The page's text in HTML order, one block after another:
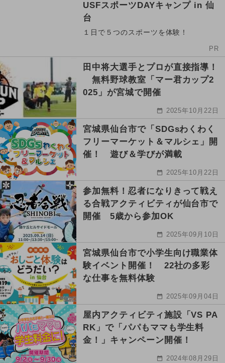
USFスポーツDAYキャンプ in 仙
台
１日で５つのスポーツを体験！
PR
田中将大選手とプロが直接指導！
無料野球教室「マー君カップ2
025」が宮城で開催
2025年10月22日
宮城県仙台市で「SDGsわくわく
フリーマーケット＆マルシェ」開
催！ 遊び＆学びが満載
2025年10月22日
参加無料！忍者になりきって戦え
る合戦アクティビティが仙台市で
開催 5歳から参加OK
2025年09月10日
宮城県仙台市で小学生向け職業体
験イベント開催！ 22社の多彩
な仕事を無料体験
2025年09月04日
屋内アクティビティ施設「VS PA
RK」で「パパもママも学生料
金！」キャンペーン開催！
2024年08月29日